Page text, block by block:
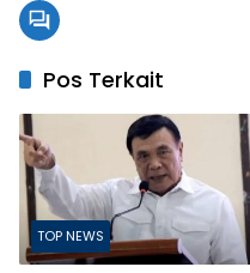
Pos Terkait
TOP NEWS